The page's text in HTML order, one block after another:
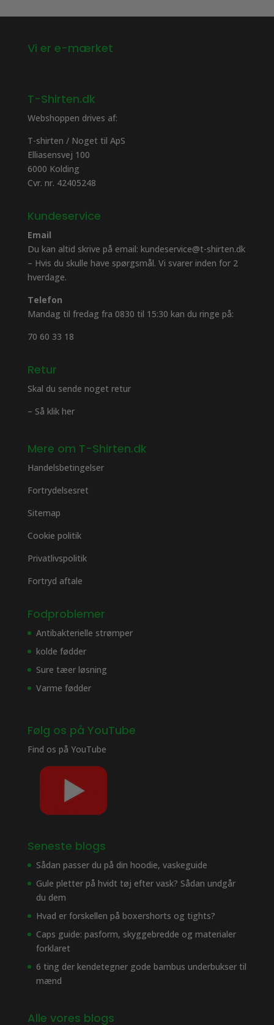
Vi er e-mærket
T-Shirten.dk
Webshoppen drives af:
T-shirten / Noget til ApS
Elliasensvej 100
6000 Kolding
Cvr. nr. 42405248
Kundeservice
Email
Du kan altid skrive på email: kundeservice@t-shirten.dk
– Hvis du skulle have spørgsmål. Vi svarer inden for 2
hverdage.
Telefon
Mandag til fredag fra 0830 til 15:30 kan du ringe på:
70 60 33 18
Retur
Skal du sende noget retur
– Så klik her
Mere om T-Shirten.dk
Handelsbetingelser
Fortrydelsesret
Sitemap
Cookie politik
Privatlivspolitik
Fortryd aftale
Fodproblemer
Antibakterielle strømper
kolde fødder
Sure tæer løsning
Varme fødder
Følg os på YouTube
Find os på YouTube
Seneste blogs
Sådan passer du på din hoodie, vaskeguide
Gule pletter på hvidt tøj efter vask? Sådan undgår
du dem
Hvad er forskellen på boxershorts og tights?
Caps guide: pasform, skyggebredde og materialer
forklaret
6 ting der kendetegner gode bambus underbukser til
mænd
Alle vores blogs